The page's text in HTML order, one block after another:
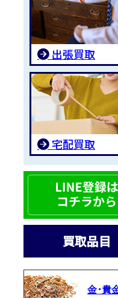
出張買取
宅配買取
買取品目
金・貴